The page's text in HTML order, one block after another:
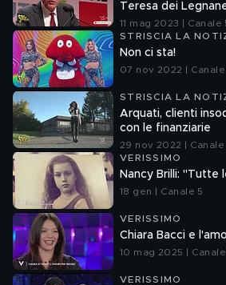
Teresa dei
11 mag 2023 | Canale
STRISCIA LA
Non ci sta!
07 nov 2022 | Canale
STRISCIA LA
Arquati, clienti
con le finanziarie
29 nov 2022 | Canale
VERISSIMO
Nancy Brilli: "Tutte
18 gen | Canale 5
VERISSIMO
Chiara Bacci e
10 mag 2025 | Canale
VERISSIMO